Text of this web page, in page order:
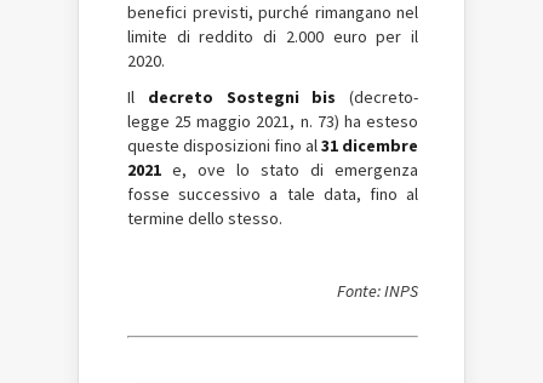
benefici previsti, purché rimangano nel
limite di reddito di 2.000 euro per il
2020.
Il decreto Sostegni bis (decreto-
legge 25 maggio 2021, n. 73) ha esteso
queste disposizioni fino al31 dicembre
2021 e, ove lo stato di emergenza
fosse successivo a tale data, fino al
termine dello stesso.
Fonte: INPS